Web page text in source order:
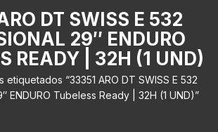
DT SWISS E 532
29″ ENDURO
READY | 32H (1 UND)
etiquetados “33351 ARO DT SWISS E 532
ENDURO Tubeless Ready | 32H (1 UND)”